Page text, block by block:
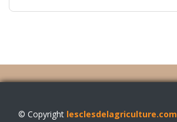
© Copyright lesclesdelagriculture.com